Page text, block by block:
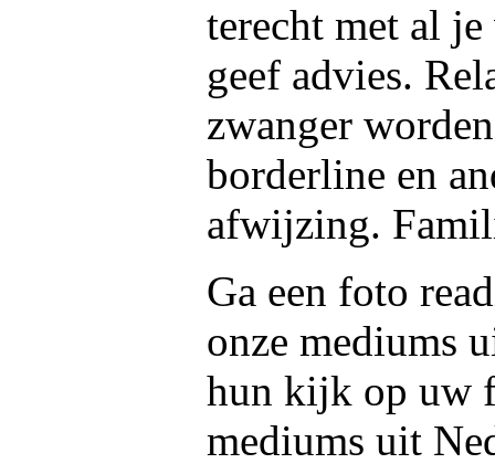
terecht met al
geef advies.
zwanger
borderline en
afwijzing.
Ga een foto
onze mediums
hun kijk op uw
mediums uit